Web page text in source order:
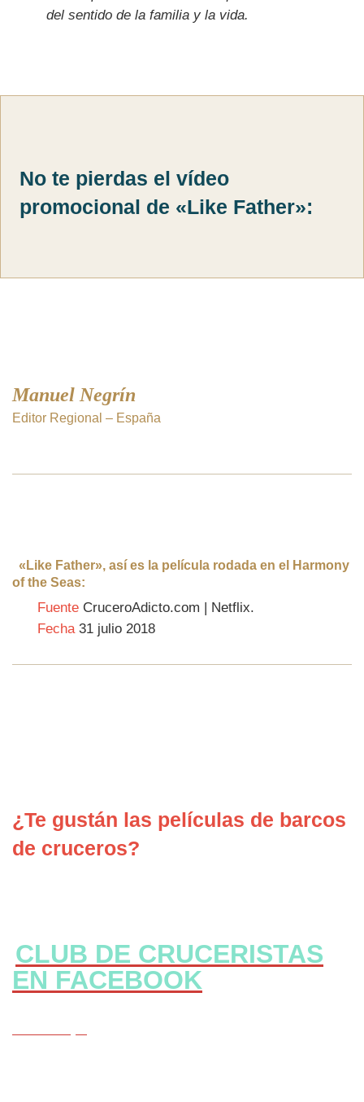
del sentido de la familia y la vida.
No te pierdas el vídeo
promocional de «Like Father»:
Manuel Negrín
Editor Regional – España
«Like Father», así es la película rodada en el Harmony
of the Seas:
FuenteCruceroAdicto.com | Netflix.
Fecha31 julio 2018
¿Te gustán las películas de barcos
de cruceros?
CLUB DE CRUCERISTAS
EN FACEBOOK